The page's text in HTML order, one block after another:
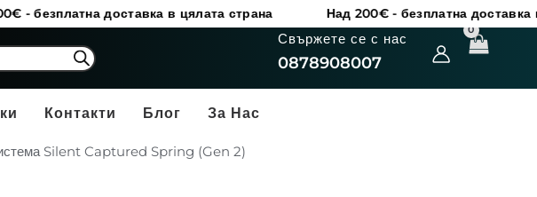
доставка в цялата страна Над 200€ - безплатна доставка в цялата
Свържете се с нас
0878908007
Контакти Блог За Нас
Silent Captured Spring (Gen 2)